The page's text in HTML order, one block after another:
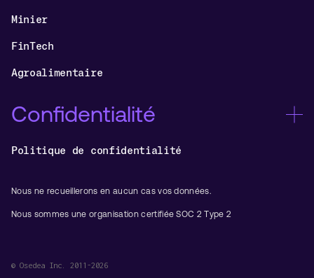
Minier
FinTech
Agroalimentaire
Confidentialité
Politique de confidentialité
Nous ne recueillerons en aucun cas vos données.
Nous sommes une organisation certifiée SOC 2 Type 2
© Osedea Inc. 2011-2026